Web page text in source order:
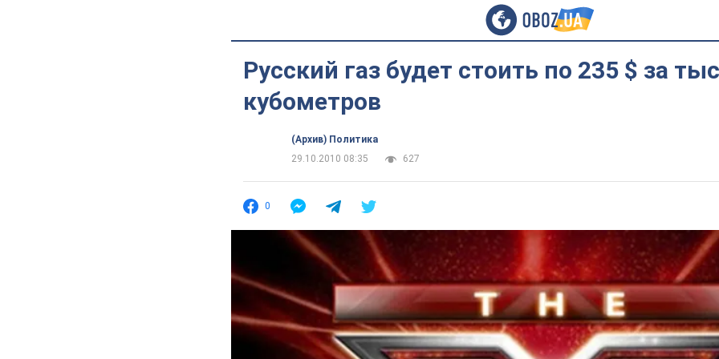
Русский газ будет стоить по 235 $ за
кубометров
(Архив) Политика
29.10.2010 08:35
627
0